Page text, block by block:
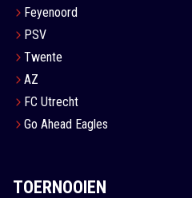
Feyenoord
PSV
Twente
AZ
FC Utrecht
Go Ahead Eagles
TOERNOOIEN